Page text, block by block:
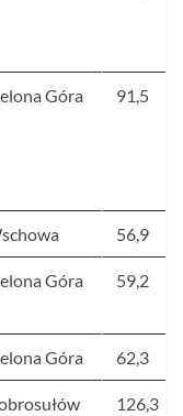
Góra 91,5
56,9
Góra 59,2
Góra 62,3
126,3